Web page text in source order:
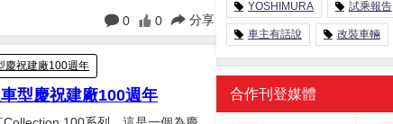
0 0 分享
慶祝建廠100週年
型慶祝建廠100週年
YOSHIMURA 試乘報告
車主有話說 改裝車輛
合作刊登媒體